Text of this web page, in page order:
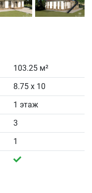
103.25 м²
8.75 x 10
1 этаж
3
1